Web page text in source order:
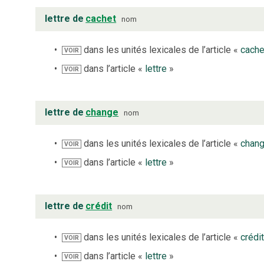
lettre de cachet nom
VOIR dans les unités lexicales de l’article «
VOIR dans l’article « lettre »
lettre de change nom
VOIR dans les unités lexicales de l’article «
VOIR dans l’article « lettre »
lettre de crédit nom
VOIR dans les unités lexicales de l’article «crédit
VOIR dans l’article « lettre »